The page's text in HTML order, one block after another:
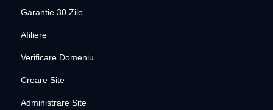
Garantie 30 Zile
Afiliere
Verificare Domeniu
Creare Site
Administrare Site